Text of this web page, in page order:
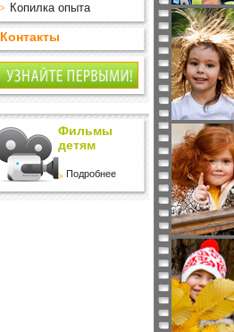
Копилка опыта
Контакты
Фильмы
детям
Подробнее